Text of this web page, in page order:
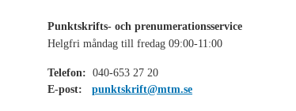
Punktskrifts- och prenumerationsservice
Helgfri måndag till fredag 09:00-11:00
Telefon: 040-653 27 20
E-post:
punktskrift@mtm.se